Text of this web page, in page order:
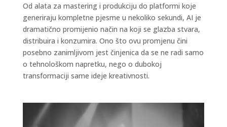
Od alata za mastering i produkciju do platformi koje
generiraju kompletne pjesme u nekoliko sekundi, AI je
dramatično promijenio način na koji se glazba stvara,
distribuira i konzumira. Ono što ovu promjenu čini
posebno zanimljivom jest činjenica da se ne radi samo
o tehnološkom napretku, nego o dubokoj
transformaciji same ideje kreativnosti.